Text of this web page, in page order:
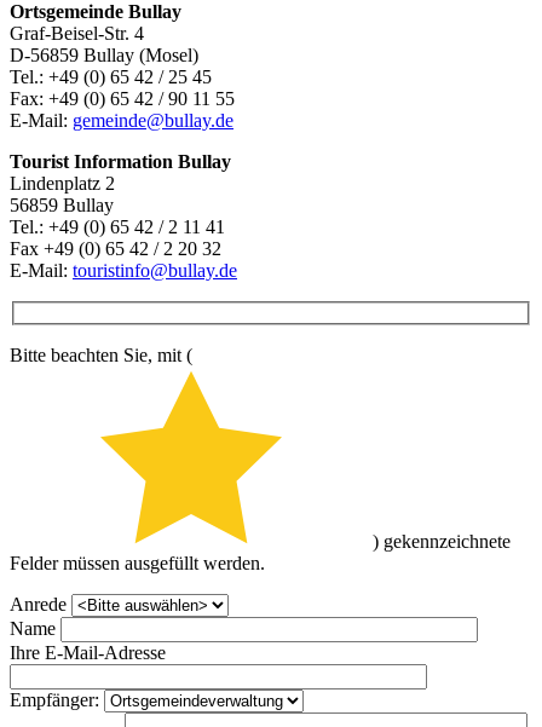
Ortsgemeinde Bullay
Graf-Beisel-Str. 4
D-56859 Bullay (Mosel)
Tel.: +49 (0) 65 42 / 25 45
Fax: +49 (0) 65 42 / 90 11 55
E-Mail: gemeinde@bullay.de
Tourist Information Bullay
Lindenplatz 2
56859 Bullay
Tel.: +49 (0) 65 42 / 2 11 41
Fax +49 (0) 65 42 / 2 20 32
E-Mail: touristinfo@bullay.de
Bitte beachten Sie, mit (
) gekennzeichnete
Felder müssen ausgefüllt werden.
Anrede
Name
Ihre E-Mail-Adresse
Empfänger: